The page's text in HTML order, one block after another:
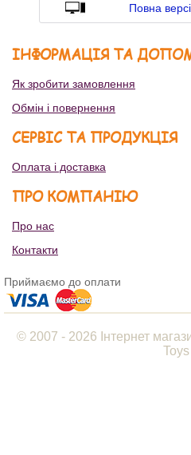
Повна
ІНФОРМАЦІЯ ТА
Як зробити замовлення
Обмін і повернення
СЕРВІС ТА ПРОДУКЦІЯ
Оплата і доставка
ПРО КОМПАНІЮ
Про нас
Контакти
Приймаємо до оплати
© 2007 - 2026 Інтернет
Toys